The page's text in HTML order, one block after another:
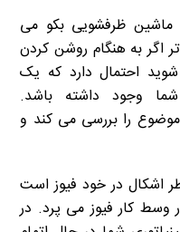
ماشین ظرفشویی بکو می
اگر به هنگام روشن کردن
احتمال دارد که یک
وجود داشته باشد.
را بررسی می کند و
اشکال در خود فیوز است
وسط کار فیوز می پرد. در